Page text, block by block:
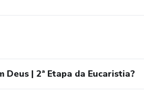
Deus | 2ª Etapa da Eucaristia?